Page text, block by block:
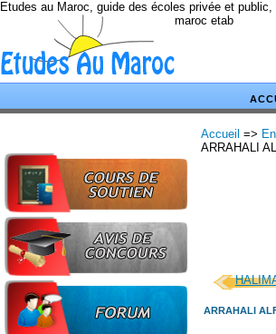
Etudes au Maroc, guide des écoles privée et
maroc etab
Accueil =>
ARRAHALI
ARRAHALI